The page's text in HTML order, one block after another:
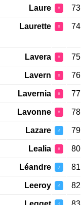
73
♀
Laure
74
♀
Laurette
75
♀
Lavera
76
♀
Lavern
77
♀
Lavernia
78
♀
Lavonne
79
♂
Lazare
80
♀
Lealia
81
♂
Léandre
82
♂
Leeroy